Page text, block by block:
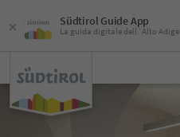
Südtirol Guide App
La guida digitale dell´Alto Adige